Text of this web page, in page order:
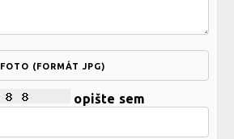
FOTO (FORMÁT JPG)
opište sem